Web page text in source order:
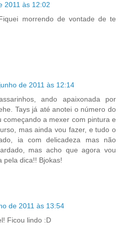
2011 às 12:02
morrendo de vontade de te
de 2011 às 12:14
ando apaixonada por
Tays já até anotei o número do
começando a mexer com pintura e
mas ainda vou fazer, e tudo o
ia com delicadeza mas não
mas acho que agora vou
pela dica!! Bjokas!
de 2011 às 13:54
Ficou lindo :D